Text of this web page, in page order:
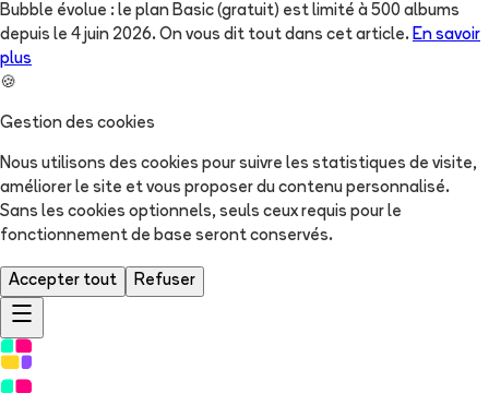
Bubble évolue : le plan Basic (gratuit) est limité à 500 albums
depuis le 4 juin 2026. On vous dit tout dans cet article. En savoir
plus
🍪
Gestion des cookies
Nous utilisons des cookies pour suivre les statistiques de visite,
améliorer le site et vous proposer du contenu personnalisé.
Sans les cookies optionnels, seuls ceux requis pour le
fonctionnement de base seront conservés.
Accepter tout Refuser